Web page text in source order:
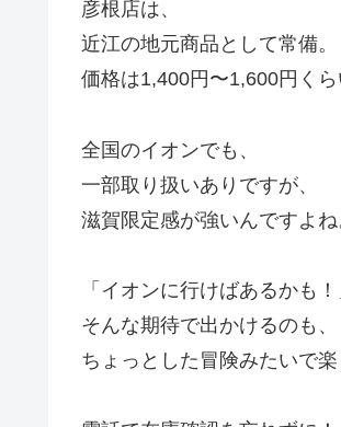
彦根店は、
近江の地元商品として常備。
価格は1,400円〜1,600円くら
全国のイオンでも、
一部取り扱いありですが、
滋賀限定感が強いんですよね
「イオンに行けばあるかも！
そんな期待で出かけるのも、
ちょっとした冒険みたいで楽